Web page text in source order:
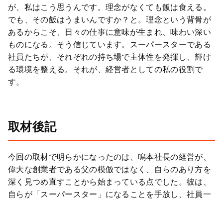
が、私はこう思うんです。理念がなくても飯は食える。
でも、その飯はうまいんですか？と。理念という背骨が
あるからこそ、日々の仕事に意味が生まれ、味わい深い
ものになる。そう信じています。スーパースターである
社員たちが、それぞれの持ち場で主体性を発揮し、輝け
る環境を整える。それが、経営者としての私の役割で
す。
取材後記
今回の取材で明らかになったのは、鳴本社長の経営が、
偉大な創業者である父の模倣ではなく、自らのあり方を
深く見つめ直すことから始まっている点でした。彼は、
自らが「スーパースター」になることを手放し、社員一